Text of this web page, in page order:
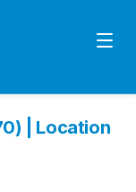
| Location